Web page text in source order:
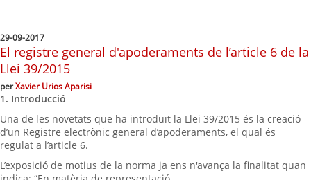
29-09-2017
El registre general d'apoderaments de l’article 6 de la
Llei 39/2015
perXavier Urios Aparisi
1. Introducció
Una de les novetats que ha introduït la Llei 39/2015 és la creació
d’un Registre electrònic general d’apoderaments, el qual és
regulat a l’article 6.
L’exposició de motius de la norma ja ens n'avança la finalitat quan